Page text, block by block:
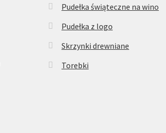
Pudełka świąteczne na wino
Pudełka z logo
Skrzynki drewniane
Torebki